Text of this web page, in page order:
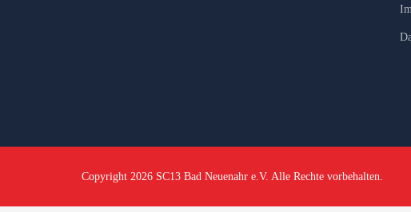
Copyright 2026 SC13 Bad Neuenahr e.V. Alle Rechte vorbehalten.